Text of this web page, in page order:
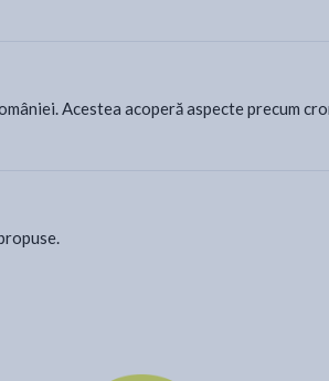
Acestea acoperă aspecte precum